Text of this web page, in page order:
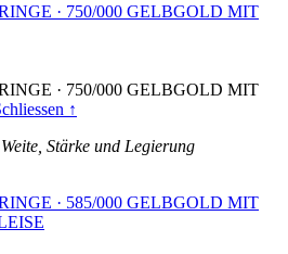
· 750/000 GELBGOLD MIT
· 750/000 GELBGOLD MIT
↑
Stärke und Legierung
· 585/000 GELBGOLD MIT